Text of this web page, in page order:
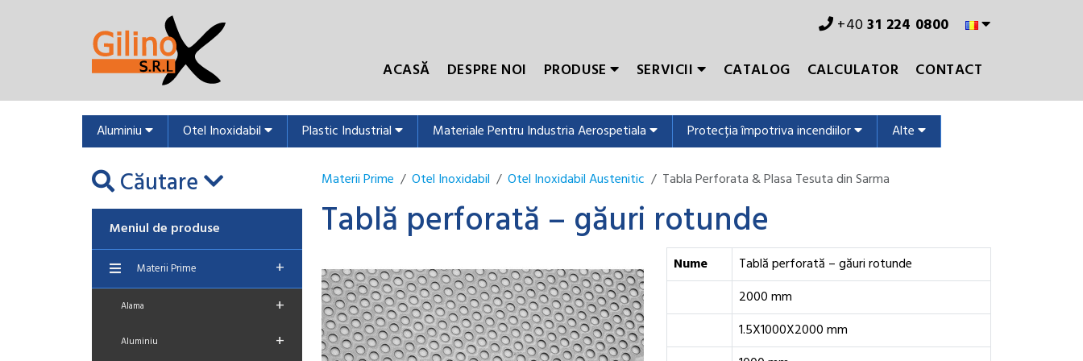
+4031 224 0800
ACASĂ
DESPRE NOI PRODUSE SERVICII CATALOG CALCULATOR CONTACT
Aluminiu Otel Inoxidabil Plastic Industrial Materiale Pentru Industria Aerospetiala Protecția împotriva incendiilor Alte
Căutare
Meniul de produse
Materii Prime +
Alama +
Aluminiu +
Materii Prime Otel Inoxidabil Otel Inoxidabil Austenitic Tabla Perforata & Plasa Tesuta din Sarma
Tablă perforată – găuri rotunde
Nume
Tablă perforată – găuri rotunde
2000 mm
1.5X1000X2000 mm